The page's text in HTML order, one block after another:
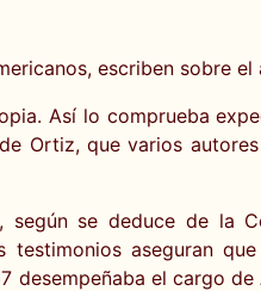
escriben sobre
Así lo comprueba
Ortiz, que varios
según se deduce de la
aseguran
desempeñaba el cargo